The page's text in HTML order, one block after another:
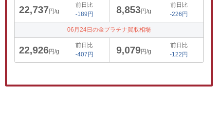
22,737円/g
前日比
-189円
8,853円/g
前日比
-226円
06月24日の金プラチナ買取相場
22,926円/g
前日比
-407円
9,079円/g
前日比
-122円